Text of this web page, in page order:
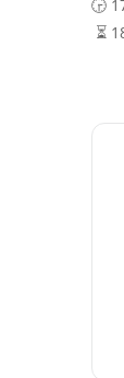
🕞
⏳